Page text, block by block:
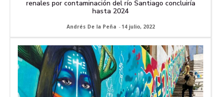
renales por contaminación del río Santiago concluiría
hasta 2024
Andrés De la Peña - 14 julio, 2022